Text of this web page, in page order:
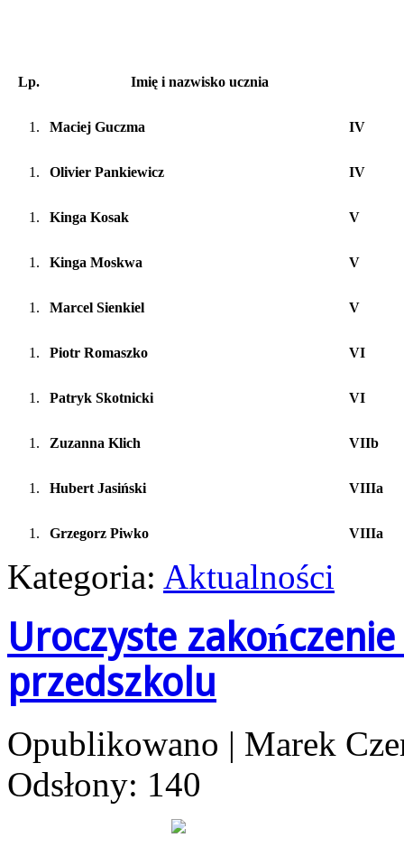
Lp. Imię i nazwisko ucznia
Maciej Guczma IV
Olivier Pankiewicz IV
Kinga Kosak V
Kinga Moskwa V
Marcel Sienkiel V
Piotr Romaszko VI
Patryk Skotnicki VI
Zuzanna Klich VIIb
Hubert Jasiński VIIIa
Grzegorz Piwko VIIIa
Kategoria: Aktualności
Uroczyste
przedszkolu
Opublikowano | Marek
Odsłony: 140